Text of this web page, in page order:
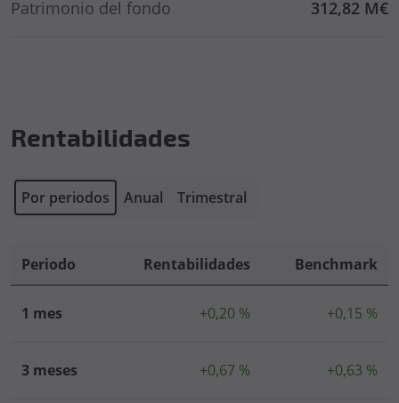
Patrimonio del fondo 312,82 M€
Rentabilidades
Por periodos Anual Trimestral
Periodo Rentabilidades Benchmark
1 mes +0,20 % +0,15 %
3 meses +0,67 % +0,63 %